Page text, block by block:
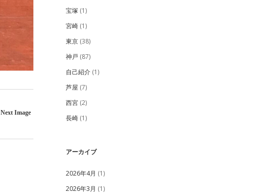
Next Image
宝塚(1)
宮崎(1)
東京(38)
神戸 (87)
自己紹介(1)
芦屋 (7)
西宮(2)
長崎(1)
アーカイブ
2026年4月 (1)
2026年3月 (1)